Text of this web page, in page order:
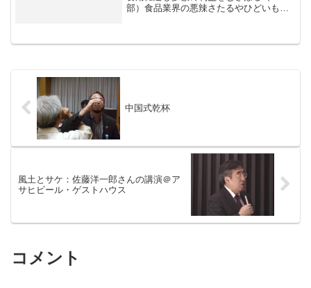
部）食品業界の悪辣さたるやひどいもの
中国式乾杯
風土とサケ：佐藤洋一郎さんの講演＠ア
サヒビール・ゲストハウス
コメント